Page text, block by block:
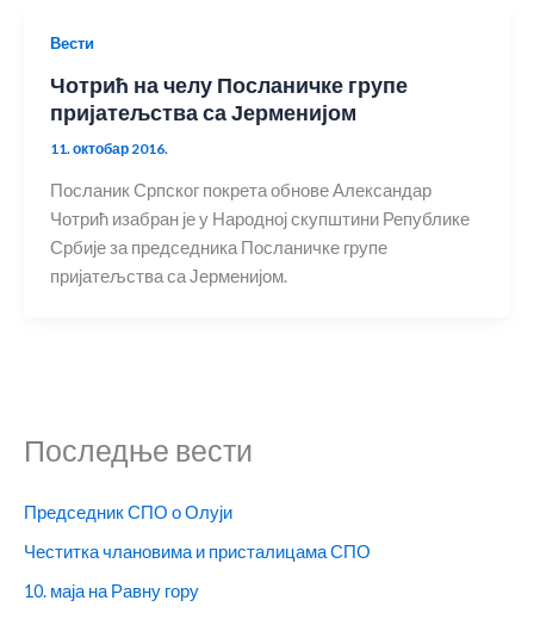
Вести
Чотрић на челу Посланичке групе
пријатељства са Јерменијом
11. октобар 2016.
Посланик Српског покрета обнове Александар
Чотрић изабран је у Народној скупштини Републике
Србије за председника Посланичке групе
пријатељства са Јерменијом.
Последње вести
Председник СПО о Олуји
Честитка члановима и присталицама СПО
10. маја на Равну гору